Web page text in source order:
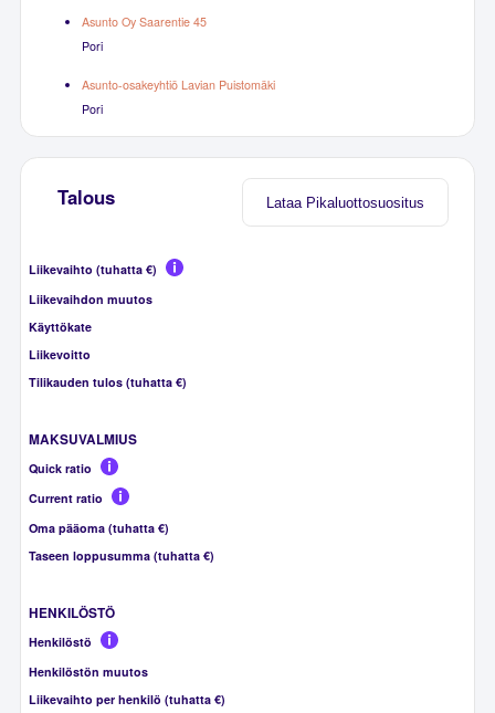
Asunto Oy Saarentie 45
Pori
Asunto-osakeyhtiö Lavian Puistomäki
Pori
Lataa Pikaluottosuositus
Talous
Liikevaihto (tuhatta €)
Liikevaihdon muutos
Käyttökate
Liikevoitto
Tilikauden tulos (tuhatta €)
MAKSUVALMIUS
Quick ratio
Current ratio
Oma pääoma (tuhatta €)
Taseen loppusumma (tuhatta €)
HENKILÖSTÖ
Henkilöstö
Henkilöstön muutos
Liikevaihto per henkilö (tuhatta €)